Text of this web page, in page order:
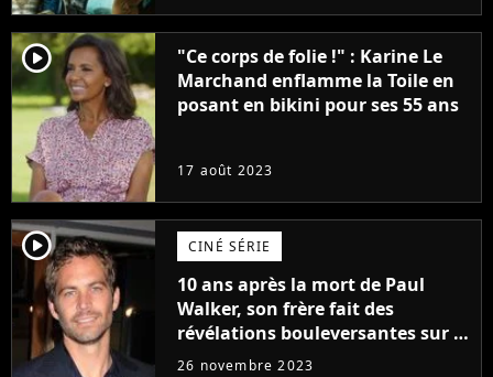
player2
"Ce corps de folie !" : Karine Le
Marchand enflamme la Toile en
posant en bikini pour ses 55 ans
17 août 2023
player2 CINÉ SÉRIE
10 ans après la mort de Paul
Walker, son frère fait des
révélations bouleversantes sur la
réaction des acteurs de Fast and
26 novembre 2023